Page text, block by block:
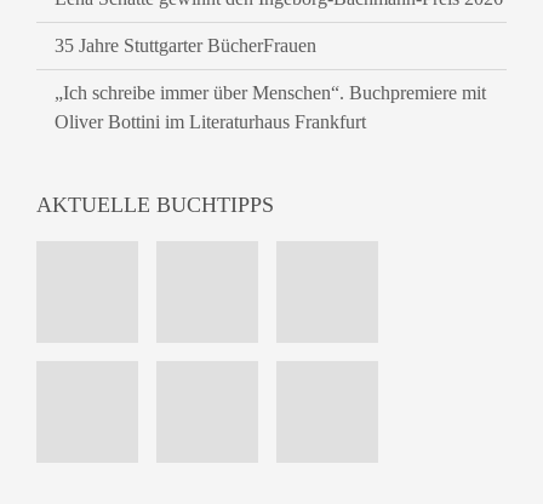
35 Jahre Stuttgarter BücherFrauen
„Ich schreibe immer über Menschen“. Buchpremiere mit
Oliver Bottini im Literaturhaus Frankfurt
AKTUELLE BUCHTIPPS